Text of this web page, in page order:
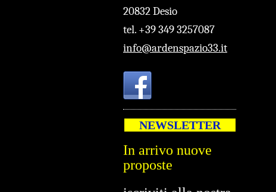
20832 Desio
tel. +39 349 3257087
info@ardenspazio33.it
NEWSLETTER
2024/2025
In arrivo nuove
proposte
iscriviti alla nostra
newsletter